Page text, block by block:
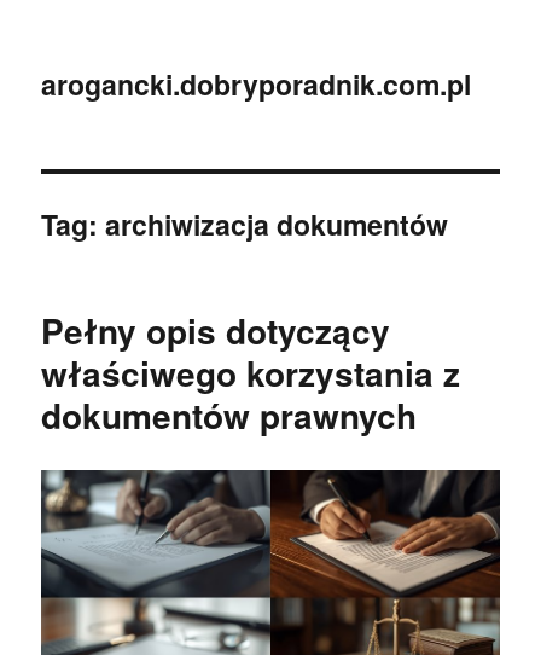
arogancki.dobryporadnik.com.pl
Tag:archiwizacja dokumentów
Pełny opis dotyczący
właściwego korzystania z
dokumentów prawnych